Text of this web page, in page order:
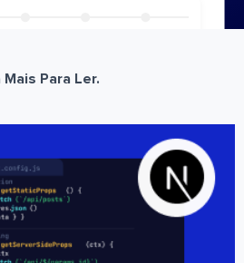
Mais Para Ler.